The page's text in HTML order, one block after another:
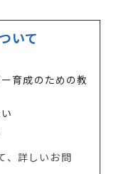
いて
育成のための教
、詳しいお問